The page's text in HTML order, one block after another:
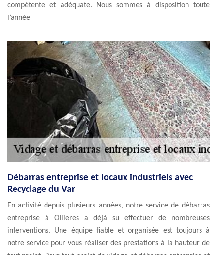
compétente et adéquate. Nous sommes à disposition toute
l’année.
Débarras entreprise et locaux industriels avec
Recyclage du Var
En activité depuis plusieurs années, notre service de débarras
entreprise à Ollieres a déjà su effectuer de nombreuses
interventions. Une équipe fiable et organisée est toujours à
notre service pour vous réaliser des prestations à la hauteur de